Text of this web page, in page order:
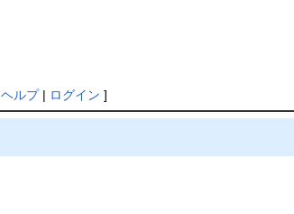
ヘルプ| ログイン ]